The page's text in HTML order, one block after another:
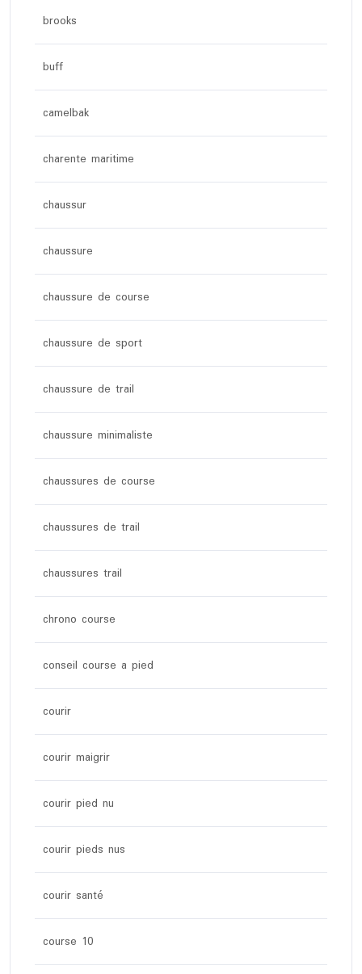
brooks
buff
camelbak
charente maritime
chaussur
chaussure
chaussure de course
chaussure de sport
chaussure de trail
chaussure minimaliste
chaussures de course
chaussures de trail
chaussures trail
chrono course
conseil course a pied
courir
courir maigrir
courir pied nu
courir pieds nus
courir santé
course 10